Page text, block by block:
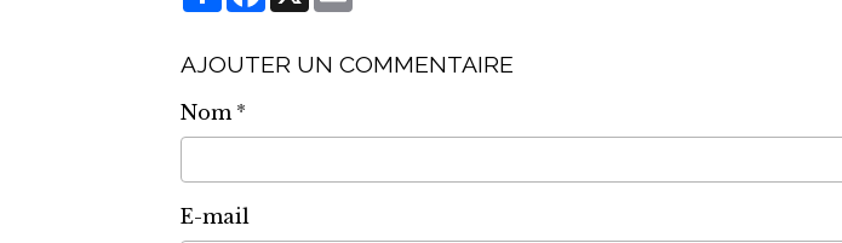
AJOUTER UN COMMENTAIRE
Nom
E-mail